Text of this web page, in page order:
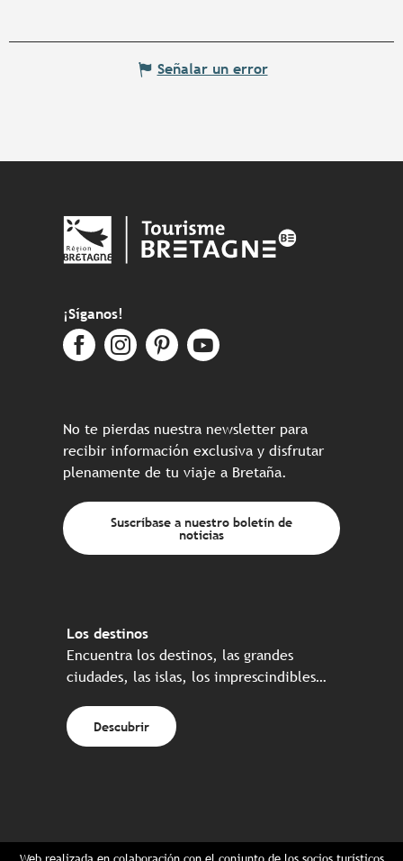
Señalar un error
¡Síganos!
No te pierdas nuestra newsletter para
recibir información exclusiva y disfrutar
plenamente de tu viaje a Bretaña.
Suscríbase a nuestro boletín de
noticias
Los destinos
Encuentra los destinos, las grandes
ciudades, las islas, los imprescindibles…
Descubrir